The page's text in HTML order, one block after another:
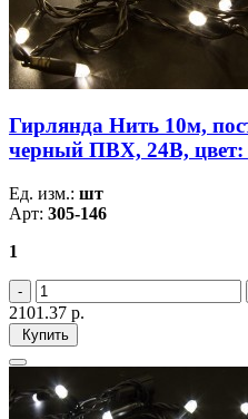
Гирлянда Нить 10м,
черный ПВХ, 24В,
Ед. изм.: шт
Арт: 305-146
1
2101.37 р.
Купить